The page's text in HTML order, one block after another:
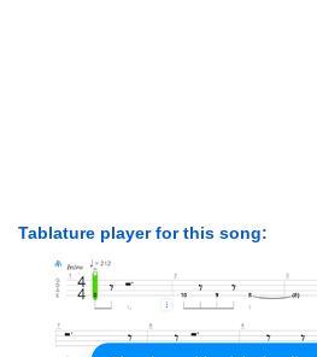
Tablature player for this song: